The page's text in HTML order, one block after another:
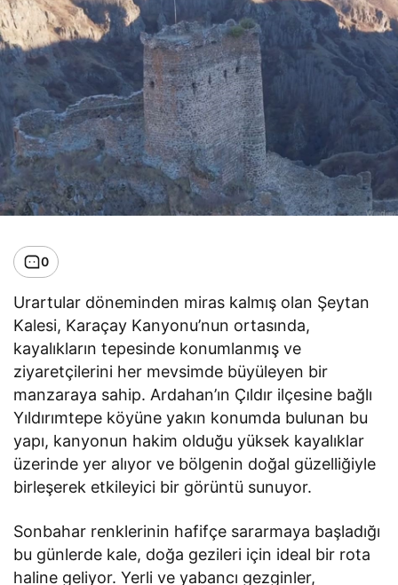
0
Urartular döneminden miras kalmış olan Şeytan
Kalesi, Karaçay Kanyonu’nun ortasında,
kayalıkların tepesinde konumlanmış ve
ziyaretçilerini her mevsimde büyüleyen bir
manzaraya sahip. Ardahan’ın Çıldır ilçesine bağlı
Yıldırımtepe köyüne yakın konumda bulunan bu
yapı, kanyonun hakim olduğu yüksek kayalıklar
üzerinde yer alıyor ve bölgenin doğal güzelliğiyle
birleşerek etkileyici bir görüntü sunuyor.
Sonbahar renklerinin hafifçe sararmaya başladığı
bu günlerde kale, doğa gezileri için ideal bir rota
haline geliyor. Yerli ve yabancı gezginler,